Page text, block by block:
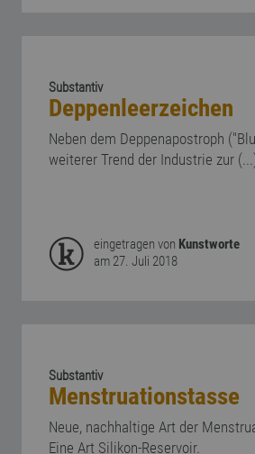
Substantiv
Deppenleerzeichen
Neben dem Deppenapostroph
weiterer Trend der Industrie zur
eingetragen von Kunstworte
am 27. Juli 2018
Substantiv
Menstruationstasse
Neue, nachhaltige Art der
Eine Art Silikon-Reservoir.